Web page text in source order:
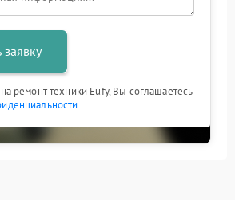
заявку
ремонт техники Eufy, Вы соглашаетесь